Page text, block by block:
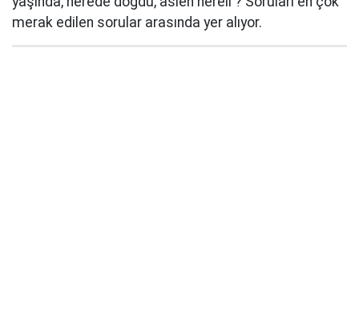
merak edilen sorular arasında yer alıyor.